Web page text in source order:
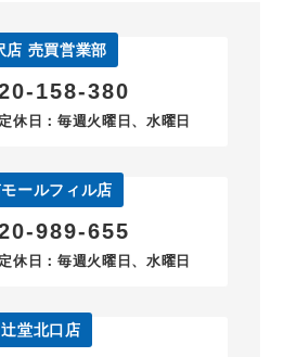
店 売買営業部
158-380
休日：毎週火曜日、水曜日
ールフィル店
989-655
休日：毎週火曜日、水曜日
辻堂北口店